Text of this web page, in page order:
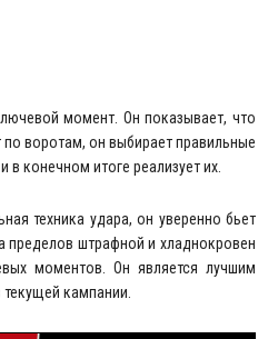
момент. Он показывает, что
воротам, он выбирает правильные
конечном итоге реализует их.
техника удара, он уверенно бьет
пределов штрафной и хладнокровен
моментов. Он является лучшим
кампании.